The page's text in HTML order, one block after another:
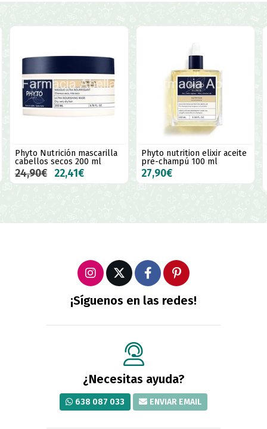
Phyto Nutrición mascarilla
cabellos secos 200 ml
24,90€ 22,41€
Phyto nutrition elixir aceite
pre-champú 100 ml
27,90€
¡Síguenos en las redes!
¿Necesitas ayuda?
638 087 033 ENVIAR EMAIL